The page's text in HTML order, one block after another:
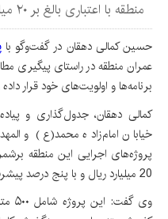
منطقه با اعتباری بالغ بر ۲۰ میلیارد ریال خبر داد.
حسین کمالی دهقان در گفت‌وگو با
عمران منطقه در راستای پیگیری
برنامه‌ها و اولویت‌های خود قرار
خیابان امام‌زاده محمد(ع) و
پروژه‌های اجرایی این منطقه
20 میلیارد ریال و با پنج درصد پیشرفت فیزیکی در حال انجام است.